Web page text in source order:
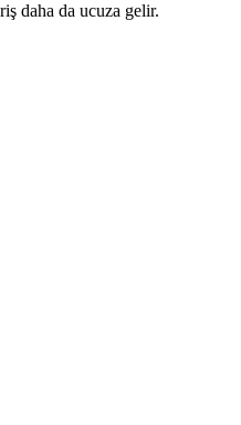
daha da ucuza gelir.